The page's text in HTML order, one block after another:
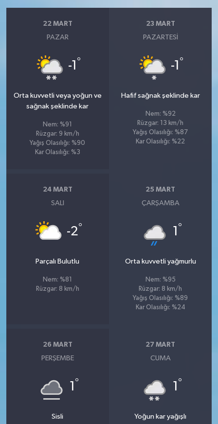
22 MART
PAZAR
-1 °
Orta kuvvetli veya yoğun ve
sağnak şeklinde kar
Nem: %91
Rüzgar: 9 km/h
Yağış Olasılığı: %90
Kar Olasılığı: %3
23 MART
PAZARTESI
-1 °
Hafif sağnak şeklinde kar
Nem: %92
Rüzgar: 13 km/h
Yağış Olasılığı: %87
Kar Olasılığı: %22
24 MART
SALI
-2°
Parçalı Bulutlu
Nem: %81
Rüzgar: 8 km/h
25 MART
ÇARŞAMBA
1 °
Orta kuvvetli yağmurlu
Nem: %95
Rüzgar: 8 km/h
Yağış Olasılığı: %89
Kar Olasılığı: %24
26 MART
PERŞEMBE
1 °
Sisli
27 MART
CUMA
1 °
Yoğun kar yağışlı